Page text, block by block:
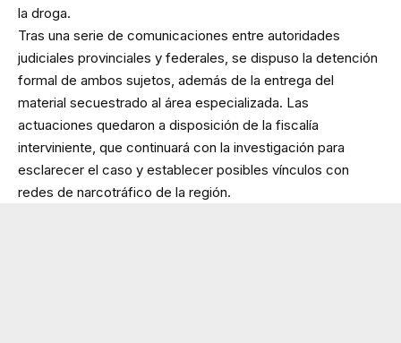
la droga.
Tras una serie de comunicaciones entre autoridades
judiciales provinciales y federales, se dispuso la detención
formal de ambos sujetos, además de la entrega del
material secuestrado al área especializada. Las
actuaciones quedaron a disposición de la fiscalía
interviniente, que continuará con la investigación para
esclarecer el caso y establecer posibles vínculos con
redes de narcotráfico de la región.